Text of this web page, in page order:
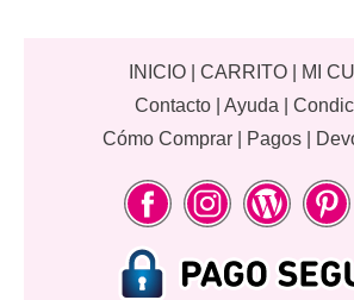
INICIO| CARRITO|
MI
Contacto| Ayuda
Cómo Comprar| Pagos|